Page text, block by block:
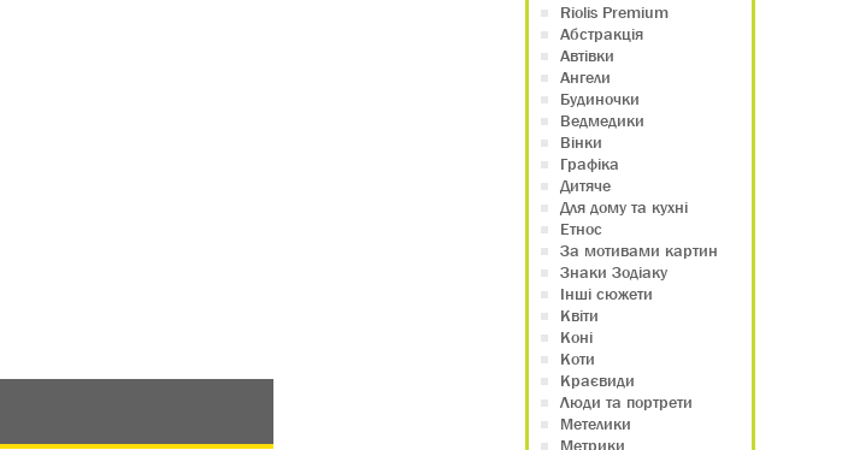
Riolis Premium
Абстракція
Автівки
Ангели
Будиночки
Ведмедики
Вінки
Графіка
Дитяче
Для дому та кухні
Етнос
За мотивами картин
Знаки Зодіаку
Інші сюжети
Квіти
Коні
Коти
Краєвиди
Люди та портрети
Метелики
Метрики